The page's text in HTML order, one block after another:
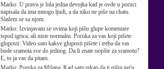
Marko: U pravu je bila jedna devojka kad je ovde u poruci
napisala da ima mnogo ljudi, a da niko ne piše na chatu.
Slažem se sa njom.
Marko: Izvinjavam se ovima koji pišu glupe komentare
ispod igrica, ali niste normalni. Poruka za vas koji pišete
gluposti: Video sam kakve gluposti pišete i treba da vas
bude sramota sve do jednog. Da li znate uopšte za sramotu?
E, to ja vas da pitam.
Marko: Poruka za Milana: Kad sam rekao da ti ništa neću